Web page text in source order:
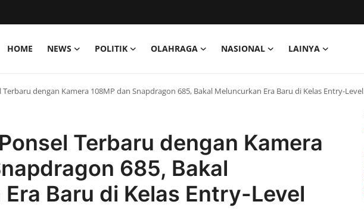
HOME NEWS POLITIK OLAHRAGA NASIONAL
LAINYA
Terbaru dengan Kamera 108MP dan Snapdragon 685, Bakal Meluncurkan Era Baru di Kelas Entry-Level
Terbaru dengan Kamera
685, Bakal
Baru di Kelas Entry-Level